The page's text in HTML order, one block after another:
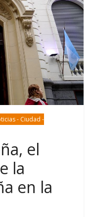
- Ciudad -
el
la
en la